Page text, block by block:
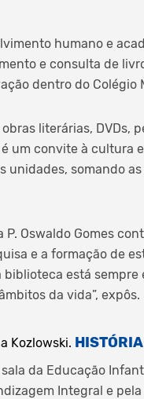
humano e
e consulta de
dentro do Colégio
literárias, DVDs,
um convite à cultura
unidades, somando
Oswaldo Gomes
e a formação de
está sempre
da vida”, expôs.
Kozlowski.
da Educação
Integral e